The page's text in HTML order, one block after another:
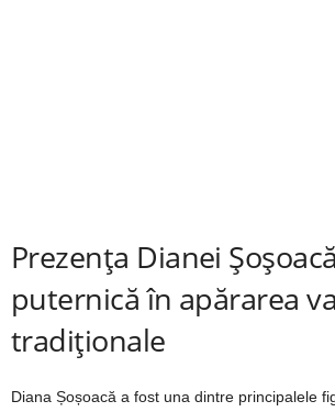
Prezența Dianei
puternică în apărarea
tradiționale
Diana Șoșoacă a fost una dintre principalele